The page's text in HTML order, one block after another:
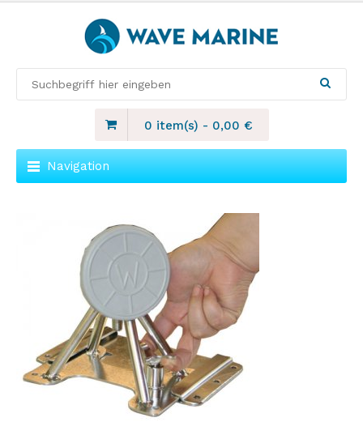
0 item(s) - 0,00 €
Navigation